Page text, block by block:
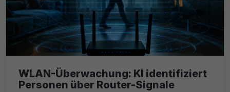
WLAN-Überwachung: KI identifiziert
Personen über Router-Signale